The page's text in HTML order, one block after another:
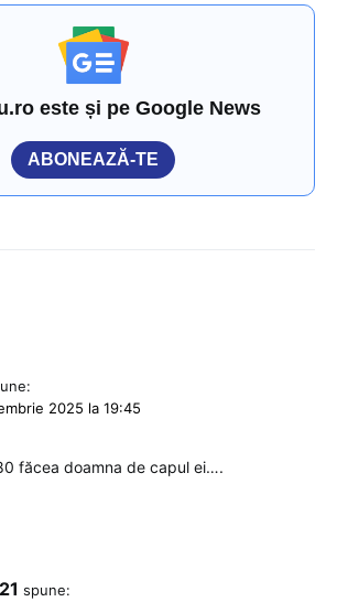
este și pe Google News
ABONEAZĂ-TE
2025 la 19:45
făcea doamna de capul ei….
spune: